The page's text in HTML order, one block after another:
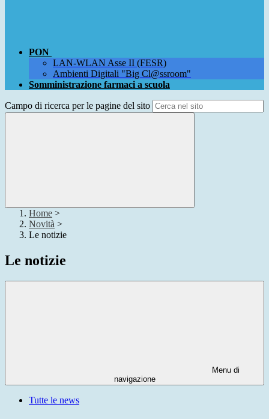
PON
LAN-WLAN Asse II (FESR)
Ambienti Digitali "Big Cl@ssroom"
Somministrazione farmaci a scuola
Campo di ricerca per le pagine del sito
Home >
Novità >
Le notizie
Le notizie
Menu di
navigazione
Tutte le news